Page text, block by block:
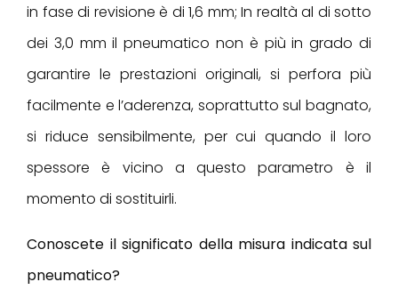
in fase di revisione è di 1,6 mm; In realtà al di sotto
dei 3,0 mm il pneumatico non è più in grado di
garantire le prestazioni originali, si perfora più
facilmente e l’aderenza, soprattutto sul bagnato,
si riduce sensibilmente, per cui quando il loro
spessore è vicino a questo parametro è il
momento di sostituirli.
Conoscete il significato della misura indicata sul
pneumatico?